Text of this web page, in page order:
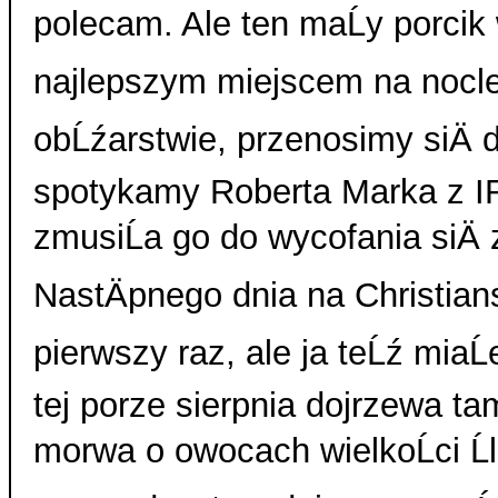
polecam. Ale ten maĹy
najlepszym miejscem na
obĹźarstwie, przenosimy siÄ
spotykamy Roberta Marka z
zmusiĹa go do wycofania
NastÄpnego dnia na
pierwszy raz, ale ja teĹź
tej porze sierpnia dojrzewa
morwa o owocach wielkoĹci